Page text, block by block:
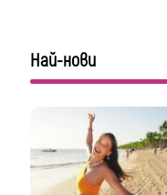
Най-нови